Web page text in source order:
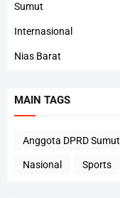
Sumut
Internasional
Nias Barat
MAIN TAGS
Anggota DPRD Sumut
Nasional Sports